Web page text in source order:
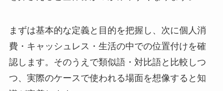
まずは基本的な定義と目的を把握し、次に個人消
費・キャッシュレス・生活の中での位置付けを確
認します。そのうえで類似語・対比語と比較しつ
つ、実際のケースで使われる場面を想像すると知